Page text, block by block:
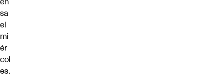
sa
el
mi
ér
col
es.